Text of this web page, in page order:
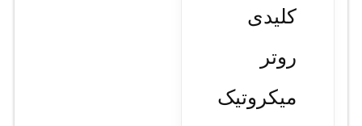
کلیدی
روتر
میکروتیک